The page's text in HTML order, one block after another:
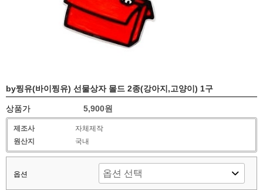
by찡유(바이찡유) 선물상자 몰드 2종(강아지,고양이) 1구
상품가 5,900원
제조사
자체제작
원산지
국내
옵션